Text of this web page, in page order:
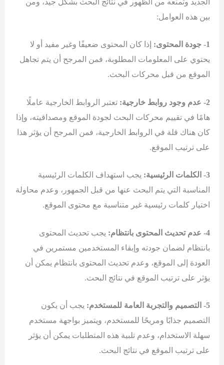
بين هذه العوامل:
1- جودة المحتوى:
إذا كان المحتوى ضعيفًا وغير مفيد أو لا
يحتوي على المعلومات المطلوبة، فمن المرجح أن يتم تجاهل
الموقع من قبل محركات البحث.
2- عدم وجود روابط خارجية:
تعتبر الروابط الخارجية عاملًا
هامًا في تقييم محركات البحث لجودة الموقع ومصداقيته، وإذا
كان هناك قلة في الروابط الخارجية، فمن المرجح أن يؤثر هذا
على ترتيب الموقع.
3- الكلمات الرئيسية:
يجب استهداف الكلمات الرئيسية
المناسبة التي يتم البحث عنها من قبل الجمهور، وعدم محاولة
اختيار كلمات رئيسية غير متناسبة مع محتوى الموقع.
4- عدم تحديث المحتوى بانتظام:
يجب تحديث المحتوى
بانتظام لضمان جودته وإبقاء المستخدمين مستمرين في
العودة إلى الموقع، وعدم تحديث المحتوى بانتظام يمكن أن
يؤثر على ترتيب الموقع في نتائج البحث.
5- التصميم والتجربة العامة للمستخدم:
يجب أن يكون
التصميم جذابًا ومريحًا للمستخدم، ويتميز بواجهة مستخدم
سهلة الاستخدام، وعدم تلبية هذه المتطلبات يمكن أن يؤثر
على ترتيب الموقع في نتائج البحث.